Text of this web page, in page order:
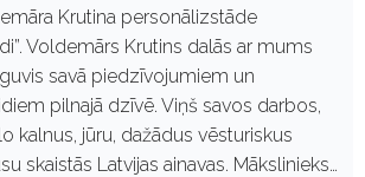
Krutina personālizstāde
Voldemārs Krutins dalās ar mums
savā piedzīvojumiem un
pilnajā dzīvē. Viņš savos darbos,
kalnus, jūru, dažādus vēsturiskus
skaistās Latvijas ainavas. Mākslinieks…